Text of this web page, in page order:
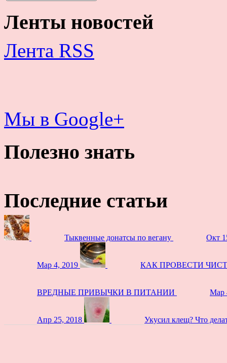
Ленты новостей
Лента RSS
Мы в Google+
Полезно знать
Последние статьи
Тыквенные донатсы по вегану Окт
Мар 4, 2019 КАК ПРОВЕСТИ
ВРЕДНЫЕ ПРИВЫЧКИ В ПИТАНИИ Мар
Апр 25, 2018 Укусил клещ? Что